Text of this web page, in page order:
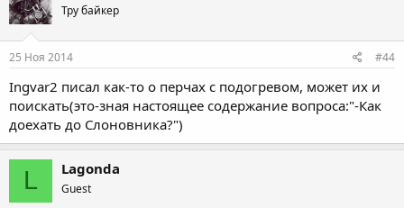
Тру байкер
25 Ноя 2014 #44
Ingvar2 писал как-то о перчах с подогревом, может их и
поискать(это-зная настоящее содержание вопроса:"-Как
доехать до Слоновника?")
L Lagonda
Guest